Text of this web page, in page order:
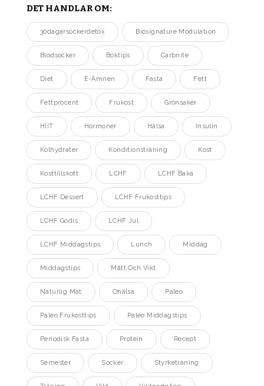
DET HANDLAR OM:
30dagarsockerdetox Biosignature Modulation
Blodsocker Boktips Carbnite
Diet E-Ämnen Fasta Fett
Fettprocent Frukost Grönsaker
HIIT Hormoner Hälsa Insulin
Kolhydrater Konditionsträning Kost
Kosttillskott LCHF LCHF Baka
LCHF Dessert LCHF Frukosttips
LCHF Godis LCHF Jul
LCHF Middagstips Lunch Middag
Middagstips Mått Och Vikt
Naturlig Mat Ohälsa Paleo
Paleo Frukosttips Paleo Middagstips
Periodisk Fasta Protein Recept
Semester Socker Styrketräning